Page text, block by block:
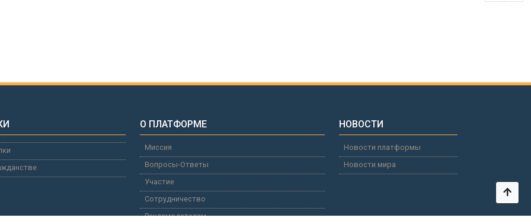
О ПЛАТФОРМЕ
Миссия
Вопросы-Ответы
Участие
Сотрудничество
Рекламодателям
НОВОСТИ
Новости платформы
Новости мира